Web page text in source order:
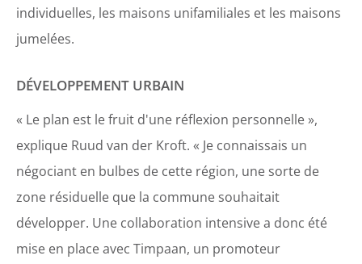
individuelles, les maisons unifamiliales et les maisons
jumelées.
DÉVELOPPEMENT URBAIN
« Le plan est le fruit d'une réflexion personnelle »,
explique Ruud van der Kroft. « Je connaissais un
négociant en bulbes de cette région, une sorte de
zone résiduelle que la commune souhaitait
développer. Une collaboration intensive a donc été
mise en place avec Timpaan, un promoteur